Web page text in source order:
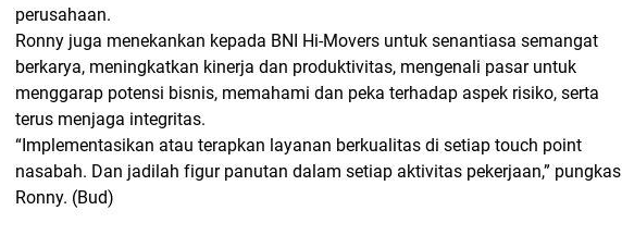
perusahaan.
Ronny juga menekankan kepada BNI Hi-Movers untuk senantiasa semangat
berkarya, meningkatkan kinerja dan produktivitas, mengenali pasar untuk
menggarap potensi bisnis, memahami dan peka terhadap aspek risiko, serta
terus menjaga integritas.
“Implementasikan atau terapkan layanan berkualitas di setiap touch point
nasabah. Dan jadilah figur panutan dalam setiap aktivitas pekerjaan,” pungkas
Ronny. (Bud)